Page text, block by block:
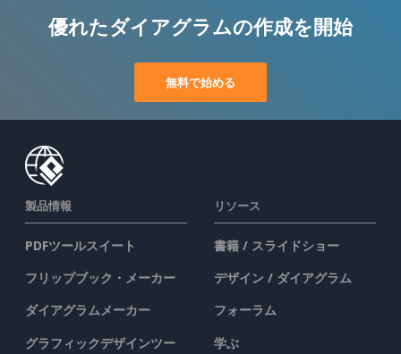
優れたダイアグラムの作成を開始
無料で始める
製品情報
PDFツールスイート
フリップブック・メーカー
ダイアグラムメーカー
グラフィックデザインツー
リソース
書籍 / スライドショー
デザイン / ダイアグラム
フォーラム
学ぶ